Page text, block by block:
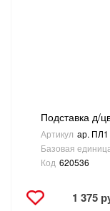
Подставка д/
Артикул ар. ПЛ1
Базовая
Код 620536
1 375